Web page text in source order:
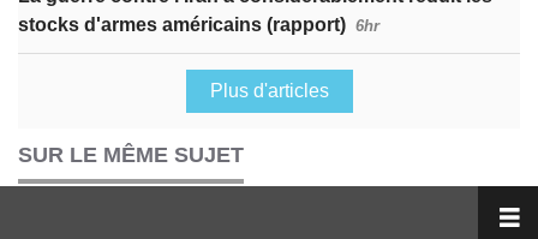
stocks d'armes américains (rapport) 6hr
Plus d'articles
SUR LE MÊME SUJET